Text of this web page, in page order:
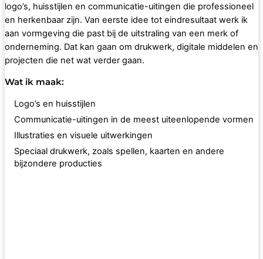
logo’s, huisstijlen en communicatie-uitingen die professioneel
en herkenbaar zijn. Van eerste idee tot eindresultaat werk ik
aan vormgeving die past bij de uitstraling van een merk of
onderneming. Dat kan gaan om drukwerk, digitale middelen en
projecten die net wat verder gaan.
Wat ik maak:
Logo’s en huisstijlen
Communicatie-uitingen in de meest uiteenlopende vormen
Illustraties en visuele uitwerkingen
Speciaal drukwerk, zoals spellen, kaarten en andere
bijzondere producties